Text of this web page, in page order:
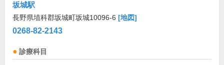
坂城駅
長野県埴科郡坂城町坂城10096-6 [地図]
0268-82-2143
診療科目